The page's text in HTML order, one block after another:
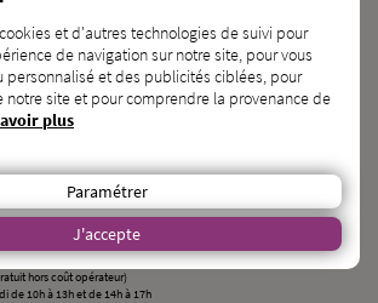
desFUTURS MARIÉS ?
NOUS !
M Pour Toujours :
Lyon
hors coût opérateur)
de 10h à 13h et de 14h à 17h
et d'autres technologies de suivi pour
de navigation sur notre site, pour vous
personnalisé et des publicités ciblées, pour
notre site et pour comprendre la provenance de
plus
Paramétrer
J'accepte